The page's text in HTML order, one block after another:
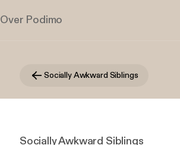
Over Podimo
Socially Awkward Siblings
Socially Awkward Siblings